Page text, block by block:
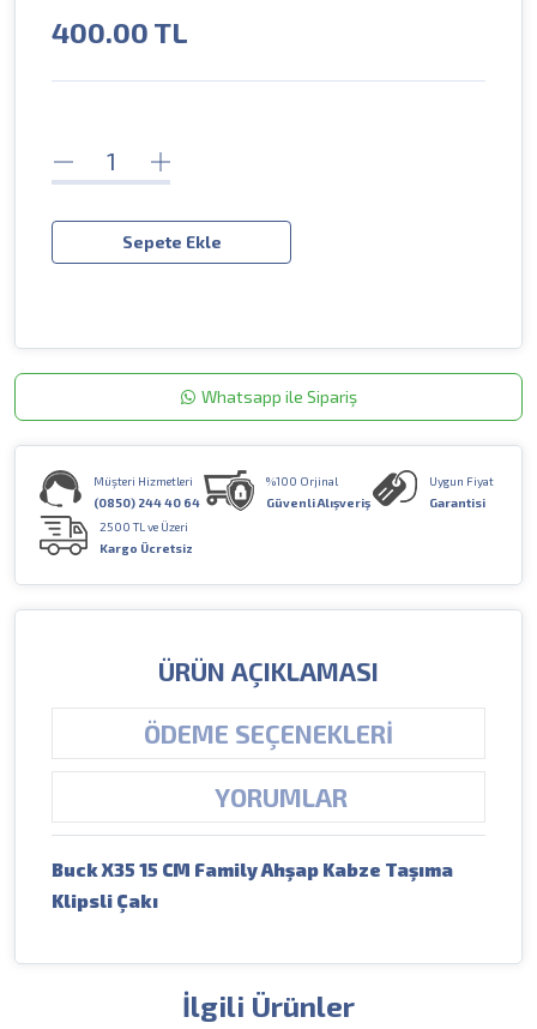
400.00 TL
Sepete Ekle
Whatsapp ile Sipariş
Müşteri Hizmetleri
(0850) 244 40 64
%100 Orjinal
Güvenli Alışveriş
Uygun Fiyat
Garantisi
2500 TL ve Üzeri
Kargo Ücretsiz
ÜRÜN AÇIKLAMASI
ÖDEME SEÇENEKLERI
YORUMLAR
Buck X35 15 CM Family Ahşap Kabze Taşıma
Klipsli Çakı
İlgili Ürünler